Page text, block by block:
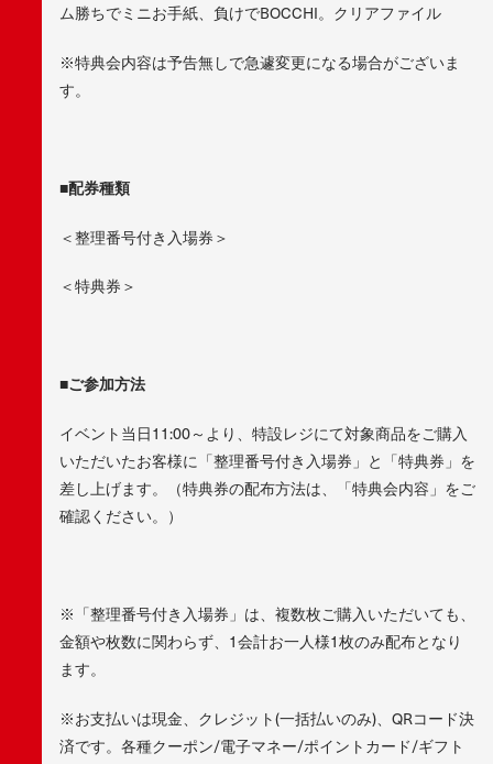
ム勝ちでミニお手紙、負けでBOCCHI。クリアファイル
※特典会内容は予告無しで急遽変更になる場合がございま
す。
■配券種類
＜整理番号付き入場券＞
＜特典券＞
■ご参加方法
イベント当日11:00～より、特設レジにて対象商品をご購入
いただいたお客様に「整理番号付き入場券」と「特典券」を
差し上げます。（特典券の配布方法は、「特典会内容」をご
確認ください。）
※「整理番号付き入場券」は、複数枚ご購入いただいても、
金額や枚数に関わらず、1会計お一人様1枚のみ配布となり
ます。
※お支払いは現金、クレジット(一括払いのみ)、QRコード決
済です。各種クーポン/電子マネー/ポイントカード/ギフト